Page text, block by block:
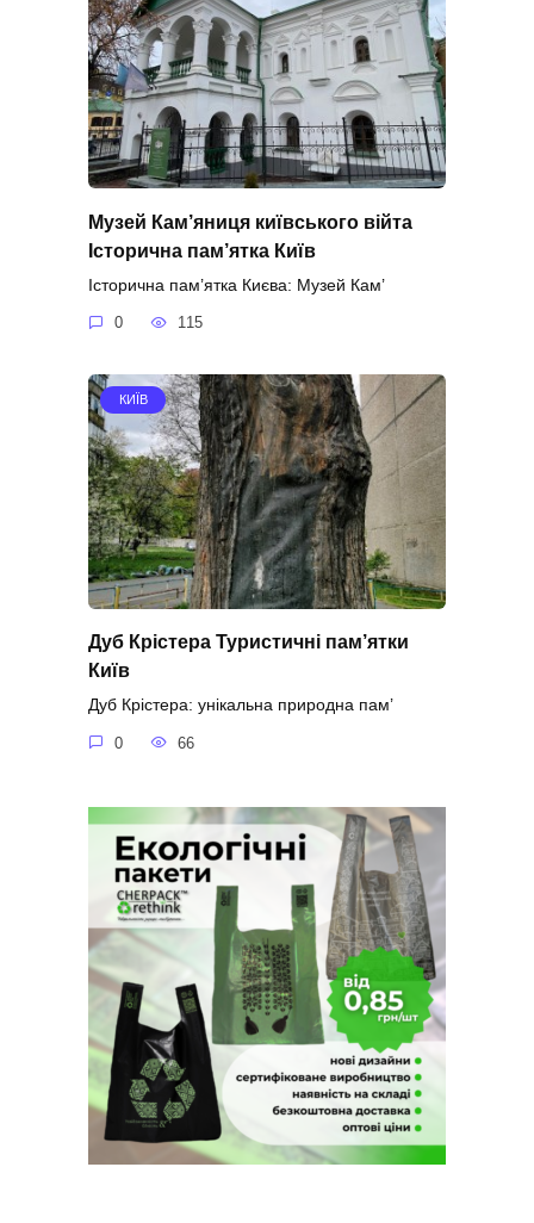
Музей Кам’яниця київського війта
Історична пам’ятка Київ
Історична пам’ятка Києва: Музей Кам’
0 115
КИЇВ
Дуб Крістера Туристичні пам’ятки
Київ
Дуб Крістера: унікальна природна пам’
0 66